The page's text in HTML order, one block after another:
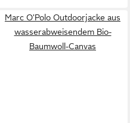
Marc O'Polo Outdoorjacke aus
wasserabweisendem Bio-
Baumwoll-Canvas